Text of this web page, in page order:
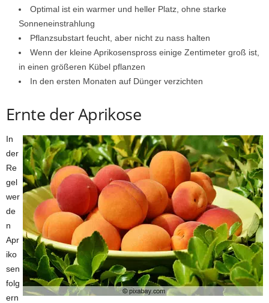
Optimal ist ein warmer und heller Platz, ohne starke
Sonneneinstrahlung
Pflanzsubstart feucht, aber nicht zu nass halten
Wenn der kleine Aprikosenspross einige Zentimeter groß ist,
in einen größeren Kübel pflanzen
In den ersten Monaten auf Dünger verzichten
Ernte der Aprikose
In
der
Re
gel
wer
de
n
Apr
iko
sen
folg
ern